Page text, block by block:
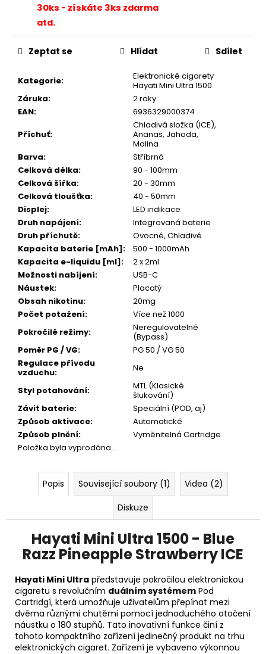
30ks - získáte 3ks zdarma
atd.
Kategorie:
Elektronické cigarety
Hayati Mini Ultra 1500
Záruka:
2 roky
EAN:
6936329000374
Příchuť:
Chladivá složka (ICE),
Ananas, Jahoda,
Malina
Barva:
Stříbrná
Celková délka:
90 - 100mm
Celková šířka:
20 - 30mm
Celková tloušťka:
40 - 50mm
Displej:
LED indikace
Druh napájení:
Integrovaná baterie
Druh příchutě:
Ovocné, Chladivé
Kapacita baterie [mAh]:
500 - 1000mAh
Kapacita e-liquidu [ml]:
2 x 2ml
Možnosti nabíjení:
USB-C
Náustek:
Placatý
Obsah nikotinu:
20mg
Počet potažení:
Více než 1000
Pokročilé režimy:
Neregulovatelné
(Bypass)
Poměr PG / VG:
PG 50 / VG 50
Regulace přívodu
vzduchu:
Ne
Styl potahování:
MTL (Klasické
šlukování)
Závit baterie:
Speciální (POD, aj)
Způsob aktivace:
Automatické
Způsob plnění:
Vyměnitelná Cartridge
Položka byla vyprodána…
Zeptat se Hlídat Sdílet
Popis Související soubory (1)
Videa (2)
Diskuze
Hayati Mini Ultra 1500 - Blue
Razz Pineapple Strawberry ICE
Hayati Mini Ultra představuje pokročilou elektronickou
cigaretu s revolučním duálním systémem Pod
Cartridgí, která umožňuje uživatelům přepínat mezi
dvěma různými chutěmi pomocí jednoduchého otočení
náustku o 180 stupňů. Tato inovativní funkce činí z
tohoto kompaktního zařízení jedinečný produkt na trhu
elektronických cigaret. Zařízení je vybaveno výkonnou